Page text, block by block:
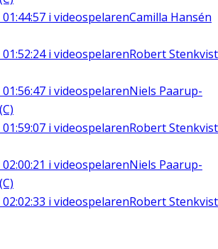
01:44:57 i videospelarenCamilla Hansén
01:52:24i videospelarenRobert Stenkvist
01:56:47 i videospelarenNiels Paarup-
01:59:07 i videospelarenRobert Stenkvist
02:00:21 i videospelarenNiels Paarup-
02:02:33 i videospelarenRobert Stenkvist